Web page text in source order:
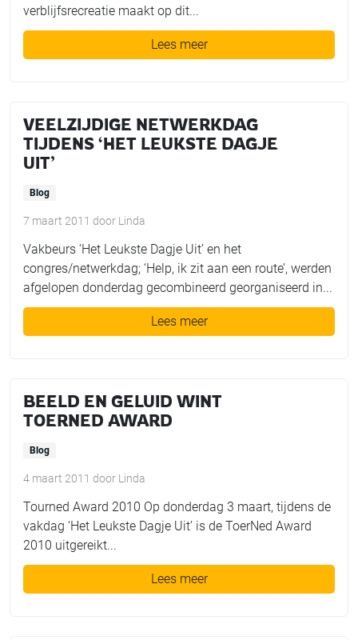
verblijfsrecreatie maakt op dit...
Lees meer
VEELZIJDIGE NETWERKDAG
TIJDENS ‘HET LEUKSTE DAGJE
UIT’
Blog
7 maart 2011 door Linda
Vakbeurs ‘Het Leukste Dagje Uit’ en het
congres/netwerkdag; ‘Help, ik zit aan een route’, werden
afgelopen donderdag gecombineerd georganiseerd in...
Lees meer
BEELD EN GELUID WINT
TOERNED AWARD
Blog
4 maart 2011 door Linda
Tourned Award 2010 Op donderdag 3 maart, tijdens de
vakdag ‘Het Leukste Dagje Uit’ is de ToerNed Award
2010 uitgereikt...
Lees meer